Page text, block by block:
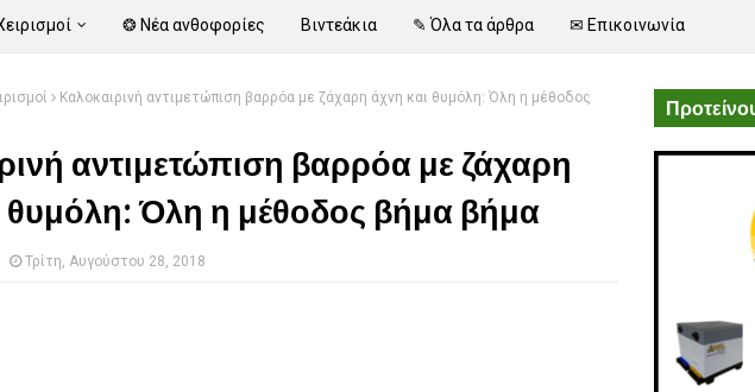
❂ Νέα ανθοφορίες Βιντεάκια ✎ Όλα τα άρθρα ✉ Επικοινωνία
Καλοκαιρινή αντιμετώπιση βαρρόα με ζάχαρη άχνη και θυμόλη: Όλη η μέθοδος
αντιμετώπιση βαρρόα με ζάχαρη
θυμόλη: Όλη η μέθοδος βήμα βήμα
Τρίτη, Αυγούστου 28, 2018